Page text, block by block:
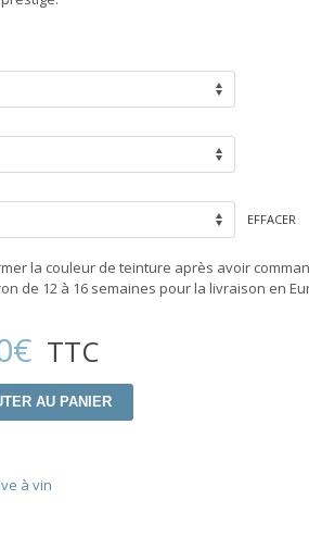
EFFACER
la couleur de teinture après avoir
de 12 à 16 semaines pour la livraison en
€ TTC
AU PANIER
à vin